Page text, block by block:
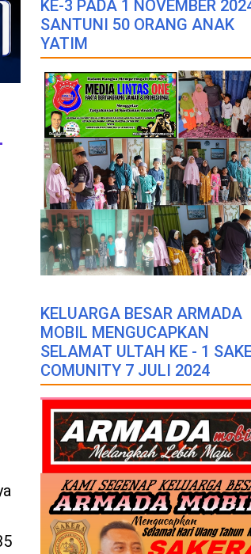
KE-3 PADA 1 NOVEMBER
SANTUNI 50 ORANG ANAK
YATIM
KELUARGA BESAR ARMADA
MOBIL MENGUCAPKAN
SELAMAT ULTAH KE - 1
COMUNITY 7 JULI 2024